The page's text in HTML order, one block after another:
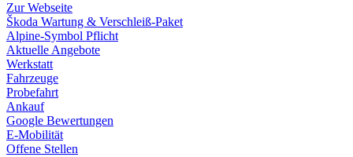
Zur Webseite
Škoda Wartung & Verschleiß-Paket
Alpine-Symbol Pflicht
Aktuelle Angebote
Werkstatt
Fahrzeuge
Probefahrt
Ankauf
Google Bewertungen
E-Mobilität
Offene Stellen